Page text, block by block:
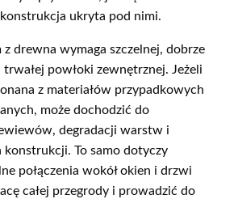
ukryta pod nimi.
z drewna wymaga szczelnej, dobrze
powłoki zewnętrznej. Jeżeli
z materiałów przypadkowych
może dochodzić do
degradacji warstw i
konstrukcji. To samo dotyczy
połączenia wokół okien i drzwi
całej przegrody i prowadzić do